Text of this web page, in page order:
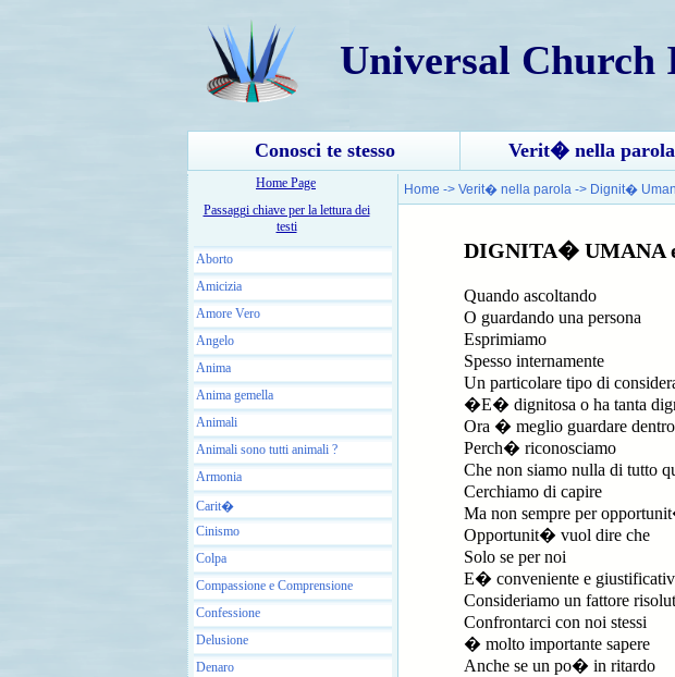
Universal Church
Conosci te stesso Verit� nella parola
Home Page
Passaggi chiave per la lettura dei
testi
Aborto
Amicizia
Amore Vero
Angelo
Anima
Anima gemella
Animali
Animali sono tutti animali ?
Armonia
Carit�
Cinismo
Colpa
Compassione e Comprensione
Confessione
Delusione
Denaro
Home -> Verit� nella parola -> Dignit�
DIGNITA� UMANA
Quando ascoltando
O guardando una persona
Esprimiamo
Spesso internamente
Un particolare tipo di
�E� dignitosa o ha tanta
Ora � meglio guardare
Perch� riconosciamo
Che non siamo nulla di tutto
Cerchiamo di capire
Ma non sempre per
Opportunit� vuol dire che
Solo se per noi
E� conveniente e
Consideriamo un fattore
Confrontarci con noi stessi
� molto importante sapere
Anche se un po� in ritardo